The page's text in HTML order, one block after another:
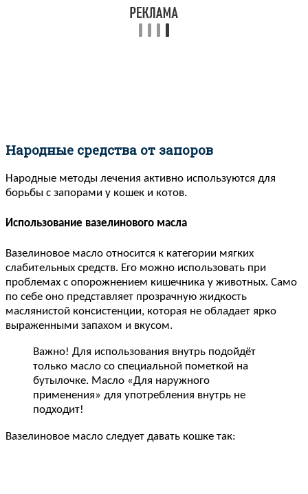
Народные средства от запоров
Народные методы лечения активно используются для
борьбы с запорами у кошек и котов.
Использование вазелинового масла
Вазелиновое масло относится к категории мягких
слабительных средств. Его можно использовать при
проблемах с опорожнением кишечника у животных. Само
по себе оно представляет прозрачную жидкость
маслянистой консистенции, которая не обладает ярко
выраженными запахом и вкусом.
Важно! Для использования внутрь подойдёт
только масло со специальной пометкой на
бутылочке. Масло «Для наружного
применения» для употребления внутрь не
подходит!
Вазелиновое масло следует давать кошке так: